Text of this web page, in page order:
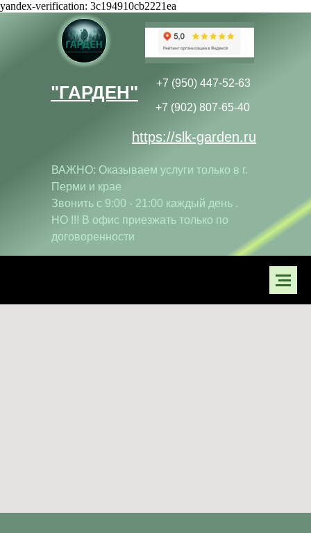
yandex-verification: 3c194910cb2221ea
"ГАРДЕН" +7 (950) 447-52-63
+7 (902) 807-65-40
ВАЖНО: Оказываем услуги только в г.
Перми и крае
Звонить с 9:00 - 21:00 каждый день .
НО !!! В офис приезжать только по
договоренности
https://slk-garden.ru